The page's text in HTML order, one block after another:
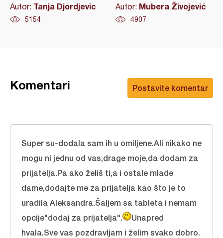
Autor: Tanja Djordjevic
5154
Autor: Mubera Živojević
4907
Postavite komentar
Komentari
Super su-dodala sam ih u omiljene.Ali nikako ne
mogu ni jednu od vas,drage moje,da dodam za
prijatelja.Pa ako želiš ti,a i ostale mlade
dame,dodajte me za prijatelja kao što je to
uradila Aleksandra.Šaljem sa tableta i nemam
opcije"dodaj za prijatelja".
Unapred
hvala.Sve vas pozdravljam i želim svako dobro.